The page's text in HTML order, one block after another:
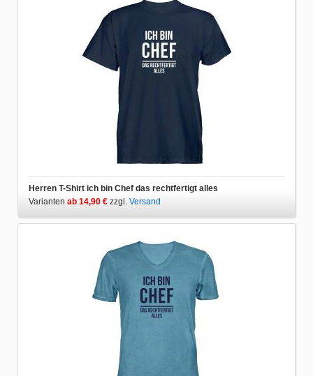
Herren T-Shirt ich bin Chef das rechtfertigt alles
Varianten ab 14,90 € zzgl. Versand